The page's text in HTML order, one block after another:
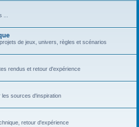
de jeux, univers, règles et scénarios
rendus et retour d'expérience
sources d'inspiration
retour d'expérience